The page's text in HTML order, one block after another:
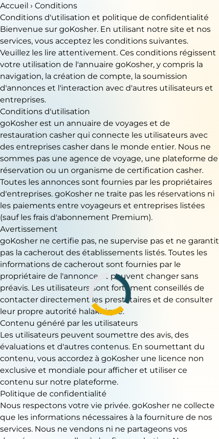
Accueil › Conditions
Conditions d'utilisation et politique de confidentialité
Bienvenue sur goKosher. En utilisant notre site et nos
services, vous acceptez les conditions suivantes.
Veuillez les lire attentivement. Ces conditions régissent
votre utilisation de l'annuaire goKosher, y compris la
navigation, la création de compte, la soumission
d'annonces et l'interaction avec d'autres utilisateurs et
entreprises.
Conditions d'utilisation
goKosher est un annuaire de voyages et de
restauration casher qui connecte les utilisateurs avec
des entreprises casher dans le monde entier. Nous ne
sommes pas une agence de voyage, une plateforme de
réservation ou un organisme de certification casher.
Toutes les annonces sont fournies par les propriétaires
d'entreprises. goKosher ne traite pas les réservations ni
les paiements entre voyageurs et entreprises listées
(sauf les frais d'abonnement Premium).
Avertissement
goKosher ne certifie pas, ne supervise pas et ne garantit
pas la cacherout des établissements listés. Toutes les
informations de cacherout sont fournies par le
propriétaire de l'annonce et peuvent changer sans
préavis. Les utilisateurs sont fortement conseillés de
contacter directement les prestataires et de consulter
leur propre autorité halakhique.
Contenu généré par les utilisateurs
Les utilisateurs peuvent soumettre des avis, des
évaluations et d'autres contenus. En soumettant du
contenu, vous accordez à goKosher une licence non
exclusive et mondiale pour afficher et utiliser ce
contenu sur notre plateforme.
Politique de confidentialité
Nous respectons votre vie privée. goKosher ne collecte
que les informations nécessaires à la fourniture de nos
services. Nous ne vendons ni ne partageons vos